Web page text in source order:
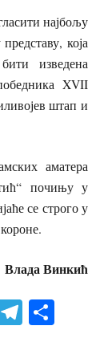
најбољу
која
изведена
XVII
штап и
аматера
почињу у
се строго у
Влада Винкић